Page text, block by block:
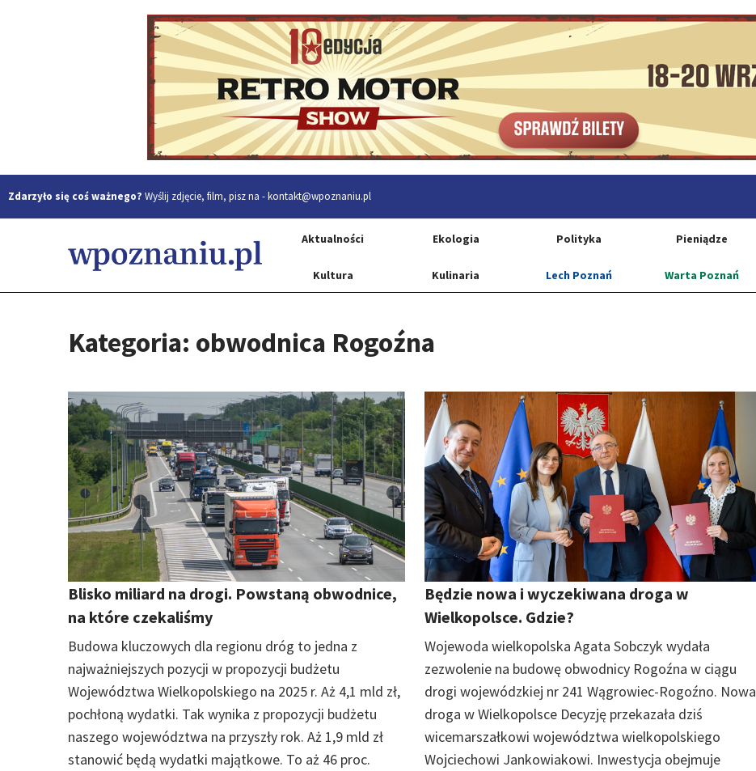
Zdarzyło się coś ważnego? Wyślij zdjęcie, film, pisz na -kontakt@wpoznaniu.pl
Aktualności Ekologia Polityka Pieniądze
Kultura Kulinaria Lech Poznań Warta Poznań
Kategoria: obwodnica Rogoźna
Blisko miliard na drogi. Powstaną obwodnice,
na które czekaliśmy
Budowa kluczowych dla regionu dróg to jedna z
najważniejszych pozycji w propozycji budżetu
Województwa Wielkopolskiego na 2025 r. Aż 4,1 mld zł,
pochłoną wydatki. Tak wynika z propozycji budżetu
naszego województwa na przyszły rok. Aż 1,9 mld zł
stanowić będą wydatki majątkowe. To aż 46 proc.
Będzie nowa i wyczekiwana droga w
Wielkopolsce. Gdzie?
Wojewoda wielkopolska Agata Sobczyk wydała
zezwolenie na budowę obwodnicy Rogoźna w ciągu
drogi wojewódzkiej nr 241 Wągrowiec-Rogoźno. Nowa
droga w Wielkopolsce Decyzję przekazała dziś
wicemarszałkowi województwa wielkopolskiego
Wojciechowi Jankowiakowi. Inwestycja obejmuje